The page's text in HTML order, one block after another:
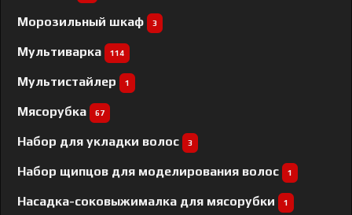
Морозильный шкаф 3
Мультиварка 114
Мультистайлер 1
Мясорубка 67
Набор для укладки волос 3
Набор щипцов для моделирования волос 1
Насадка-соковыжималка для мясорубки 1